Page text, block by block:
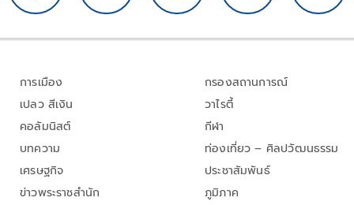
การเมือง
เปลว สีเงิน
คอลัมนิสต์
บทความ
เศรษฐกิจ
ข่าวพระราชสำนัก
กรองสถานการณ์
วาไรตี้
กีฬา
ท่องเที่ยว – ศิลปวัฒนธรรม
ประชาสัมพันธ์
ภูมิภาค